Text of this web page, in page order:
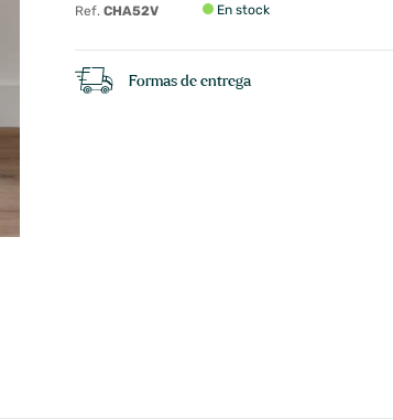
Ref.CHA52V En stock
Formas de entrega